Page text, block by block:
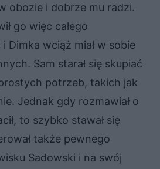
obozie i dobrze mu radzi.
go więc całego
Dimka wciąż miał w sobie
Sam starał się skupiać
potrzeb, takich jak
Jednak gdy rozmawiał o
to szybko stawał się
także pewnego
Sadowski i na swój